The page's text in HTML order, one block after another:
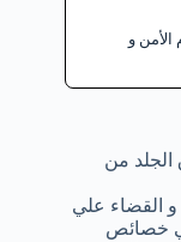
الأمن و
من
و القضاء علي
خصائص